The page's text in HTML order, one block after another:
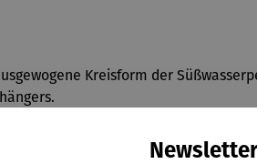
Kreisform der
cm. Format Anhänger 2,5 x 2 cm (H/